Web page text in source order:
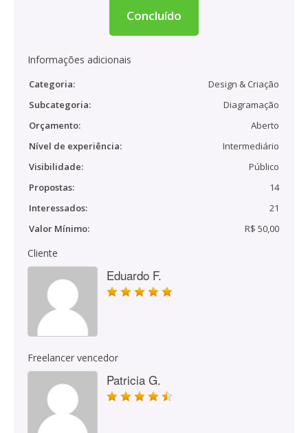
Concluído
Informações adicionais
Categoria:
Design & Criação
Subcategoria:
Diagramação
Orçamento:
Aberto
Nível de experiência:
Intermediário
Visibilidade:
Público
Propostas:
14
Interessados:
21
Valor Mínimo:
R$ 50,00
Cliente
Eduardo F.
Freelancer vencedor
Patricia G.